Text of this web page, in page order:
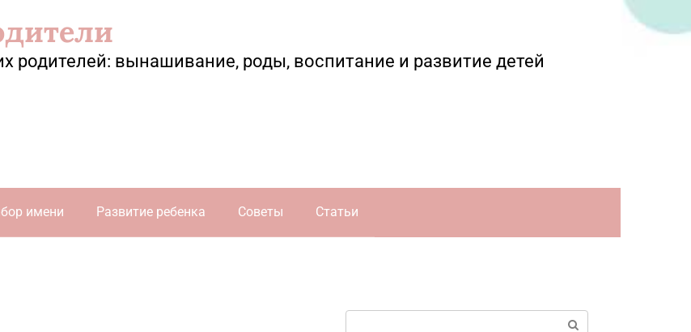
родителей: вынашивание, роды, воспитание и развитие детей
имени Развитие ребенка Советы Статьи